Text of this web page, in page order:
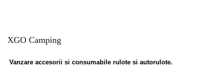
XGO Camping
Vanzare accesorii si consumabile rulote si autorulote.